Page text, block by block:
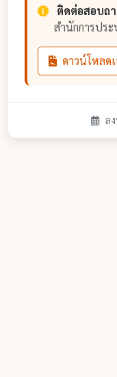
ติดต่อสอบถ
สำนักการปร
ดาวน์โหลด
ล